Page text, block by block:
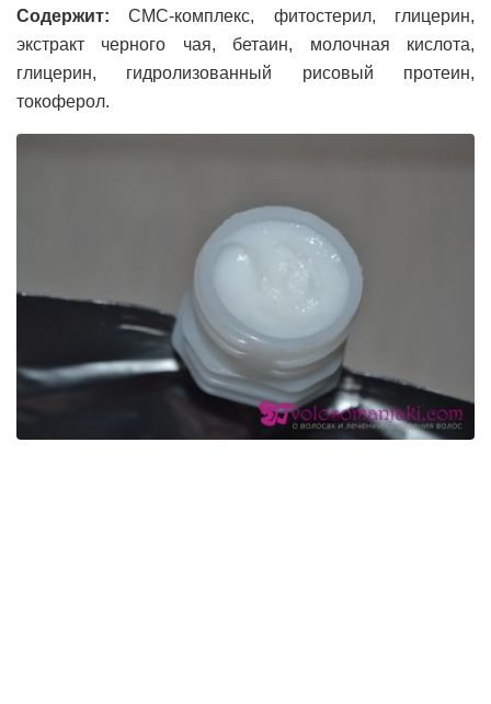
Содержит:СМС-комплекс, фитостерил, глицерин,
экстракт черного чая, бетаин, молочная кислота,
глицерин, гидролизованный рисовый протеин,
токоферол.